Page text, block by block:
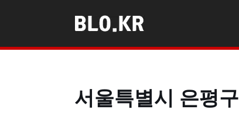
텐
서울특별시 은평구